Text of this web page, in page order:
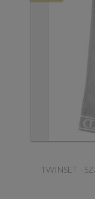
TWINSET -